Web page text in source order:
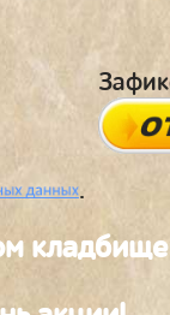
.
кладбище